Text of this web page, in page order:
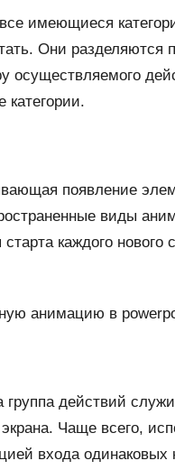
имеющиеся
Они разделяются
осуществляемого
категории.
появление
виды
каждого нового
группа действий
Чаще всего,
входа одинаковых